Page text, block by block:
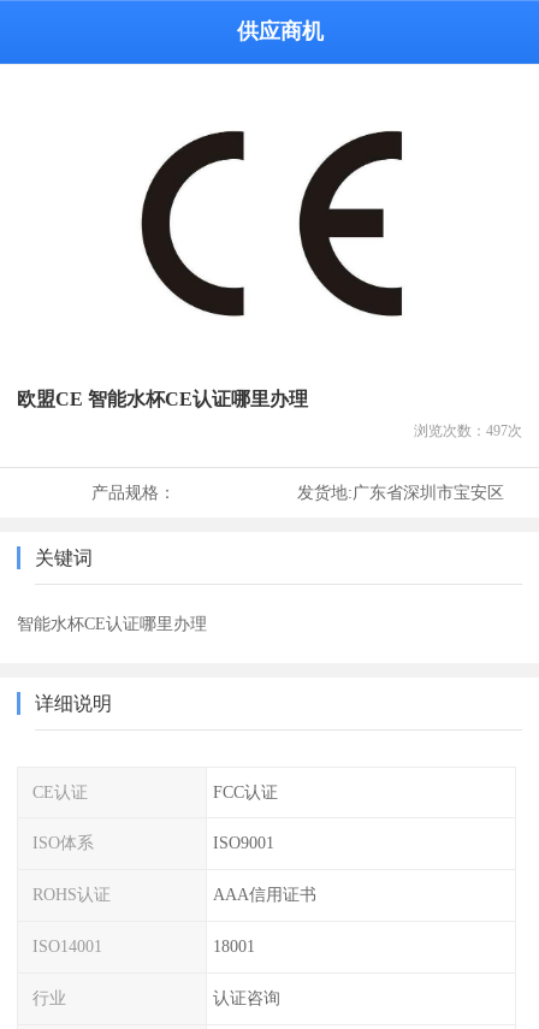
供应商机
欧盟CE 智能水杯CE认证哪里办理
浏览次数： 497次
产品规格： 发货地:广东省深圳市宝安区
关键词
智能水杯CE认证哪里办理
详细说明
CE认证 FCC认证
ISO体系 ISO9001
ROHS认证 AAA信用证书
ISO14001 18001
行业 认证咨询